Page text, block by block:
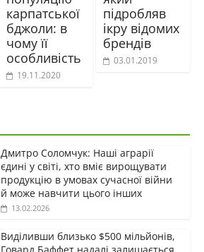
карпатської
бджоли: в
чому її
особливість
19.11.2020
підробляв
ікру відомих
брендів
03.01.2019
Дмитро Соломчук: Наші аграрії
єдині у світі, хто вміє вирощувати
продукцію в умовах сучасної війни
й може навчити цього інших
13.02.2026
Виділивши близько $500 мільйонів,